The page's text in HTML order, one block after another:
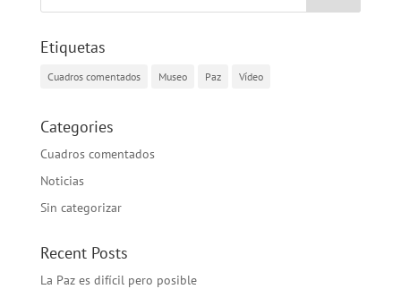
Etiquetas
Cuadros comentados Museo Paz Vídeo
Categories
Cuadros comentados
Noticias
Sin categorizar
Recent Posts
La Paz es difícil pero posible